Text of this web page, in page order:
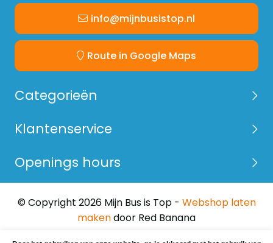
info@mijnbusistop.nl
Route in Google Maps
Categorieën
Klantenservice
Openings hours
© Copyright 2026 Mijn Bus is Top - Webshop laten
makendoor Red Banana